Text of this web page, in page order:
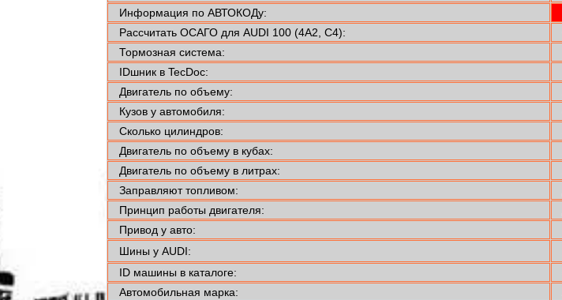
Информация по АВТОКОДу:
Рассчитать ОСАГО для AUDI 100 (4A2, C4):
Тормозная система:
IDшник в TecDoc:
Двигатель по объему:
Кузов у автомобиля:
Сколько цилиндров:
Двигатель по объему в кубах:
Двигатель по объему в литрах:
Заправляют топливом:
Принцип работы двигателя:
Привод у авто:
Шины у AUDI:
ID машины в каталоге:
Автомобильная марка: